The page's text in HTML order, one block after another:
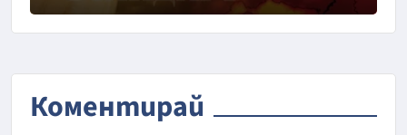
Коментирай